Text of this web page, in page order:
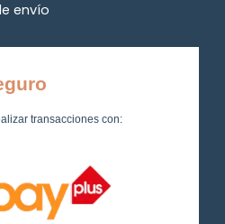
envío
transacciones con: